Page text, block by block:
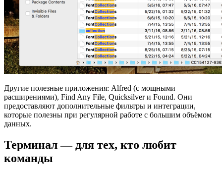
Другие полезные приложения: Alfred (с мощными
расширениями), Find Any File, Quicksilver и Found. Они
предоставляют дополнительные фильтры и интеграции,
которые полезны при регулярной работе с большим объёмом
данных.
Терминал — для тех, кто любит
команды